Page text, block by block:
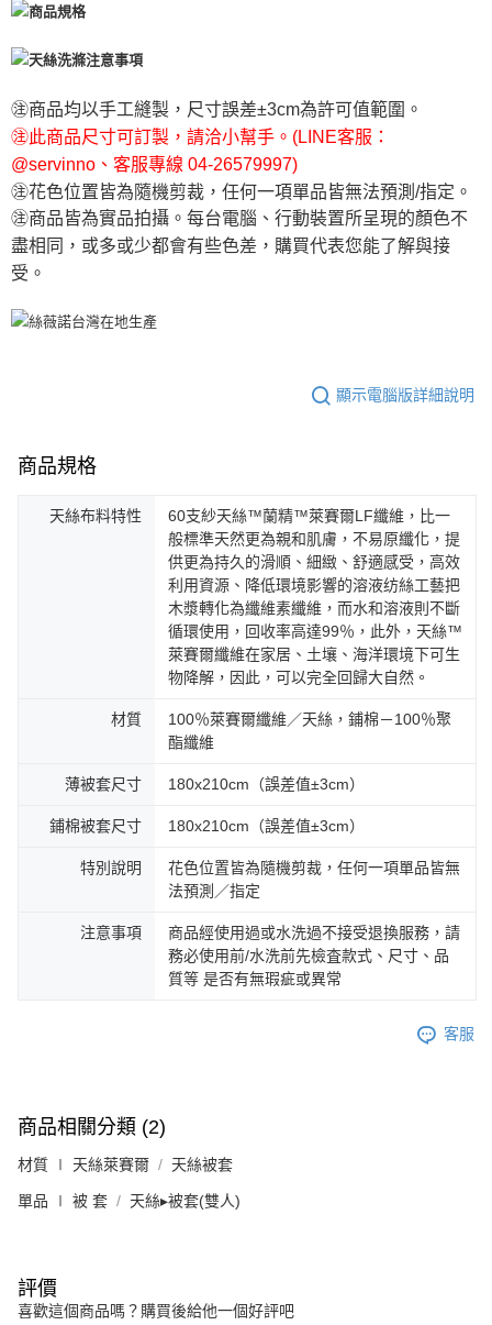
㊟商品均以手工縫製，尺寸誤差±3cm為許可值範圍。
㊟此商品尺寸可訂製，請洽小幫手。(LINE客服：
@servinno、客服專線 04-26579997)
㊟花色位置皆為隨機剪裁，任何一項單品皆無法預測/指定。
㊟商品皆為實品拍攝。每台電腦、行動裝置所呈現的顏色不
盡相同，或多或少都會有些色差，購買代表您能了解與接
受。
顯示電腦版詳細說明
商品規格
天絲布料特性
60支紗天絲™蘭精™萊賽爾LF纖維，比一
般標準天然更為親和肌膚，不易原纖化，提
供更為持久的滑順、細緻、舒適感受，高效
利用資源、降低環境影響的溶液纺絲工藝把
木漿轉化為纖維素纖維，而水和溶液則不斷
循環使用，回收率高達99％，此外，天絲™
萊賽爾纖維在家居、土壤、海洋環境下可生
物降解，因此，可以完全回歸大自然。
材質
100％萊賽爾纖維／天絲，鋪棉－100％聚
酯纖維
薄被套尺寸 180x210cm（誤差值±3cm）
鋪棉被套尺寸 180x210cm（誤差值±3cm）
特別說明
花色位置皆為隨機剪裁，任何一項單品皆無
法預測／指定
注意事項
商品經使用過或水洗過不接受退換服務，請
務必使用前/水洗前先檢査款式、尺寸、品
質等 是否有無瑕疵或異常
客服
商品相關分類 (2)
材質 ∣ 天絲萊賽爾 天絲被套
單品 ∣ 被 套 天絲▸被套(雙人)
評價
喜歡這個商品嗎？購買後給他一個好評吧